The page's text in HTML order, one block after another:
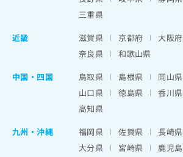
三重県
近畿
滋賀県 京都府 大阪府
奈良県
和歌山県
中国・四国
鳥取県 島根県 岡山県
山口県
徳島県 香川県
高知県
九州・沖縄
福岡県 佐賀県 長崎県
大分県
宮崎県 鹿児